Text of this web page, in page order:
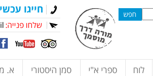
חייגו
שלחו פנייה:
לוח ספרי א"י סמן היסטורי א.